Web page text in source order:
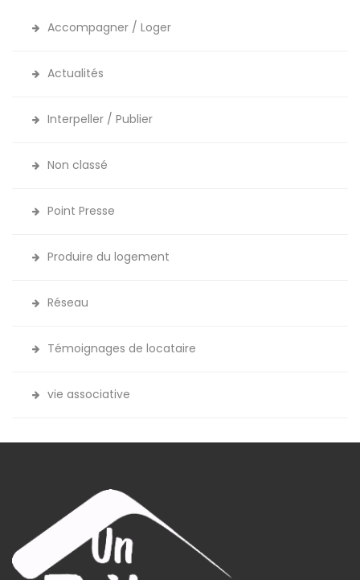
Accompagner / Loger
Actualités
Interpeller / Publier
Non classé
Point Presse
Produire du logement
Réseau
Témoignages de locataire
vie associative